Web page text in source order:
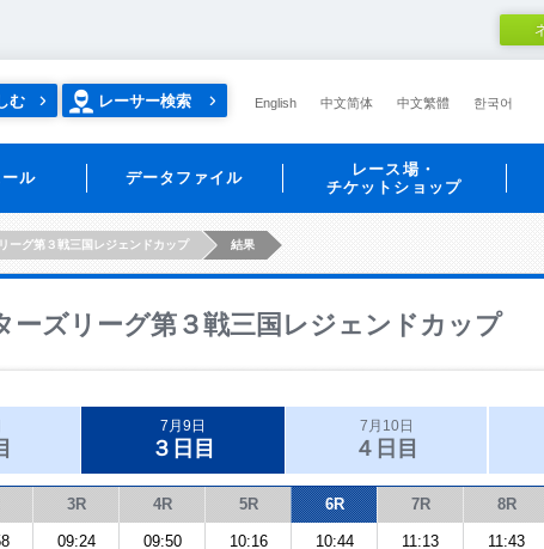
む レーサー検索 English 中文简体 中文繁體 한국어
ル データファイル
レース場・
チケットショップ
ーグ第３戦三国レジェンドカップ 結果
ーズリーグ第３戦三国レジェンドカップ
7月9日
３日目
7月10日
４日目
3R 4R 5R 6R 7R 8R
09:24 09:50 10:16 10:44 11:13 11:43